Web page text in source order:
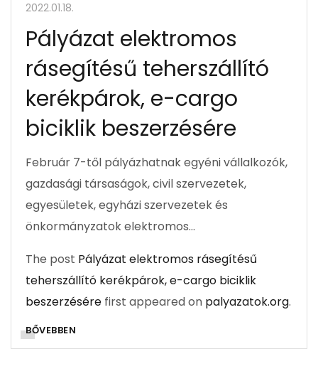
2022.01.18.
Pályázat elektromos
rásegítésű teherszállító
kerékpárok, e-cargo
biciklik beszerzésére
Február 7-től pályázhatnak egyéni vállalkozók,
gazdasági társaságok, civil szervezetek,
egyesületek, egyházi szervezetek és
önkormányzatok elektromos…
The post Pályázat elektromos rásegítésű
teherszállító kerékpárok, e-cargo biciklik
beszerzésére first appeared on palyazatok.org.
BŐVEBBEN